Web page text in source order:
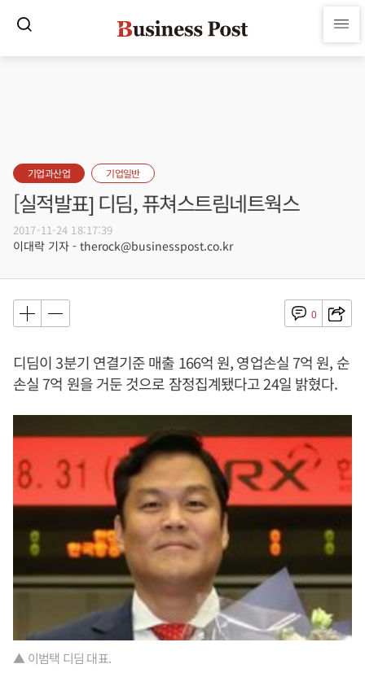
기업과산업 기업일반
[실적발표] 디딤, 퓨쳐스트림네트웍스
2017-11-24 18:17:39
이대락 기자 - therock@businesspost.co.kr
0
디딤이 3분기 연결기준 매출 166억 원, 영업손실 7억 원, 순
손실 7억 원을 거둔 것으로 잠정집계됐다고 24일 밝혔다.
▲ 이범택 디딤 대표.